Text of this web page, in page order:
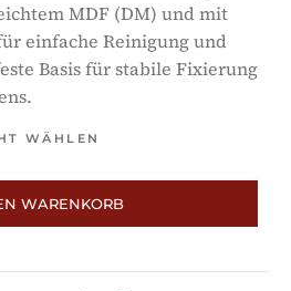
MDF (DM) und mit
einfache Reinigung und
Basis für stabile Fixierung
WÄHLEN
WARENKORB